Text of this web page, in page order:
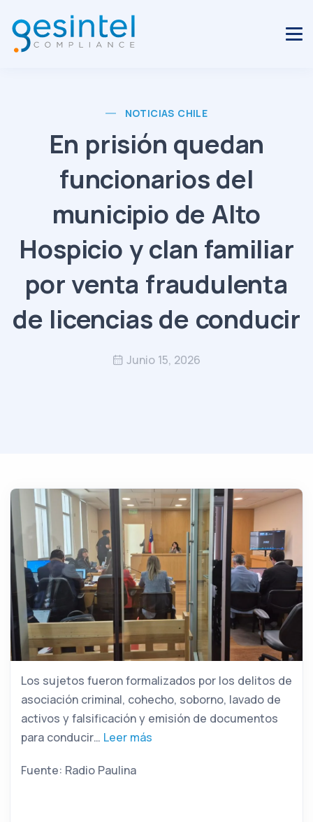
NOTICIAS CHILE
En prisión quedan
funcionarios del
municipio de Alto
Hospicio y clan familiar
por venta fraudulenta
de licencias de conducir
Junio 15, 2026
Los sujetos fueron formalizados por los delitos de
asociación criminal, cohecho, soborno, lavado de
activos y falsificación y emisión de documentos
para conducir… Leer más
Fuente: Radio Paulina